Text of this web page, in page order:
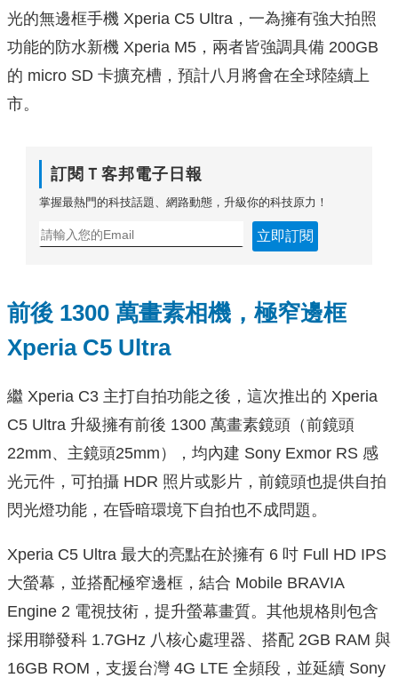
光的無邊框手機 Xperia C5 Ultra，一為擁有強大拍照
功能的防水新機 Xperia M5，兩者皆強調具備 200GB
的 micro SD 卡擴充槽，預計八月將會在全球陸續上
市。
訂閱Ｔ客邦電子日報
掌握最熱門的科技話題、網路動態，升級你的科技原力！
立即訂閱
前後 1300 萬畫素相機，極窄邊框
Xperia C5 Ultra
繼 Xperia C3 主打自拍功能之後，這次推出的 Xperia
C5 Ultra 升級擁有前後 1300 萬畫素鏡頭（前鏡頭
22mm、主鏡頭25mm），均內建 Sony Exmor RS 感
光元件，可拍攝 HDR 照片或影片，前鏡頭也提供自拍
閃光燈功能，在昏暗環境下自拍也不成問題。
Xperia C5 Ultra 最大的亮點在於擁有 6 吋 Full HD IPS
大螢幕，並搭配極窄邊框，結合 Mobile BRAVIA
Engine 2 電視技術，提升螢幕畫質。其他規格則包含
採用聯發科 1.7GHz 八核心處理器、搭配 2GB RAM 與
16GB ROM，支援台灣 4G LTE 全頻段，並延續 Sony